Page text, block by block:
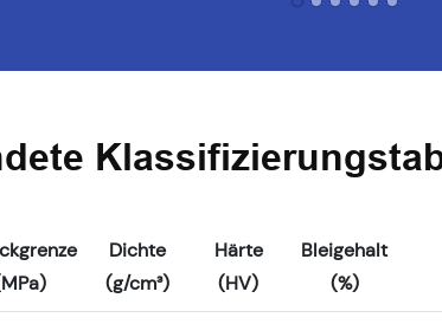
Dichte
(g/cm³)
Härte
(HV)
Bleigehalt
(%)